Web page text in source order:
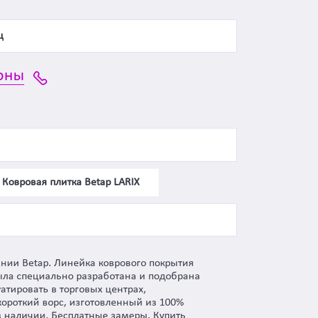
Ковровая плитка Betap LARIX
Betap. Линейка коврового покрытия
специально разработана и подобрана
в торговых центрах,
ворс, изготовленный из 100%